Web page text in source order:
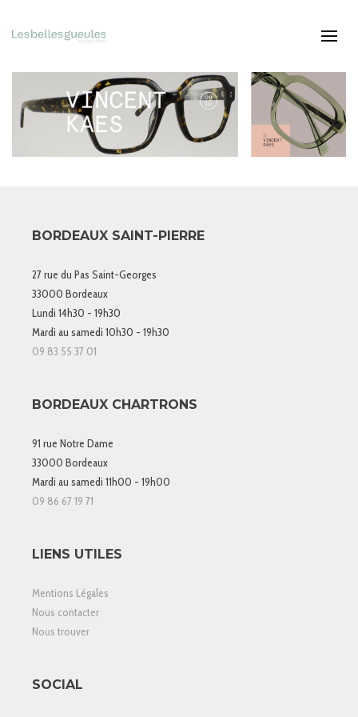
BORDEAUX SAINT-PIERRE
27 rue du Pas Saint-Georges
33000 Bordeaux
Lundi 14h30 - 19h30
Mardi au samedi 10h30 - 19h30
09 83 55 37 01
BORDEAUX CHARTRONS
91 rue Notre Dame
33000 Bordeaux
Mardi au samedi 11h00 - 19h00
09 86 67 19 71
LIENS UTILES
Mentions Légales
Nous contacter
Nous trouver
SOCIAL